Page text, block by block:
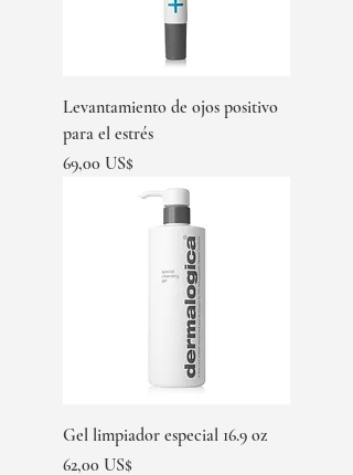
Levantamiento de ojos positivo
para el estrés
Precio
69,00 US$
Gel limpiador especial 16.9 oz
Precio
62,00 US$